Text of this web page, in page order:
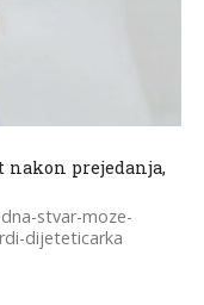
nakon prejedanja,
stvar-moze-
dijeteticarka